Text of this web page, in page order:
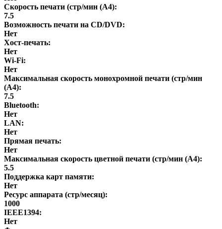
Скорость печати (стр/мин (A4):
7.5
Возможность печати на CD/DVD:
Нет
Хост-печать:
Нет
Wi-Fi:
Нет
Максимальная скорость монохромной печати (стр/мин
(A4):
7.5
Bluetooth:
Нет
LAN:
Нет
Прямая печать:
Нет
Максимальная скорость цветной печати (стр/мин (A4):
5.5
Поддержка карт памяти:
Нет
Ресурс аппарата (стр/месяц):
1000
IEEE1394:
Нет